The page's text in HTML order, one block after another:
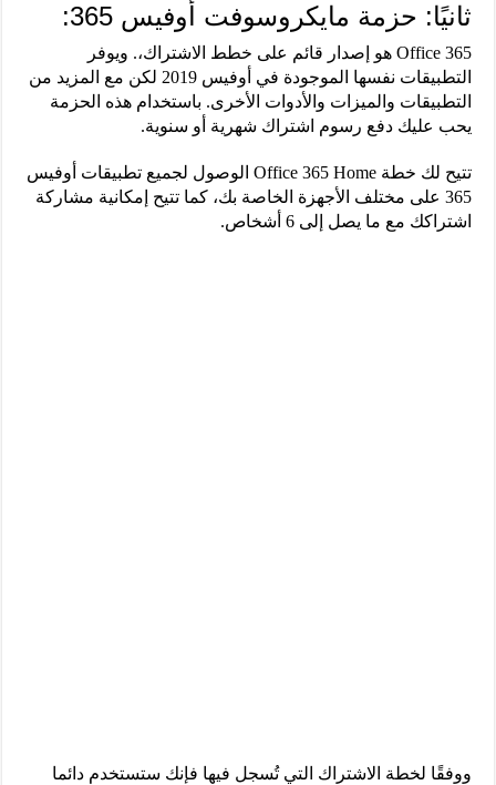
ثانيًا: حزمة مايكروسوفت أوفيس 365:
Office 365 هو إصدار قائم على خطط الاشتراك،. ويوفر
التطبيقات نفسها الموجودة في أوفيس 2019 لكن مع المزيد من
التطبيقات والميزات والأدوات الأخرى. باستخدام هذه الحزمة
يحب عليك دفع رسوم اشتراك شهرية أو سنوية.
تتيح لك خطة Office 365 Home الوصول لجميع تطبيقات أوفيس
365 على مختلف الأجهزة الخاصة بك، كما تتيح إمكانية مشاركة
اشتراكك مع ما يصل إلى 6 أشخاص.
ووفقًا لخطة الاشتراك التي تُسجل فيها فإنك ستستخدم دائما